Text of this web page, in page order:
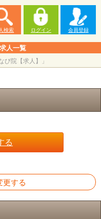
検索 ログイン 会員登録
人一覧
び院【求人】」
る
更する